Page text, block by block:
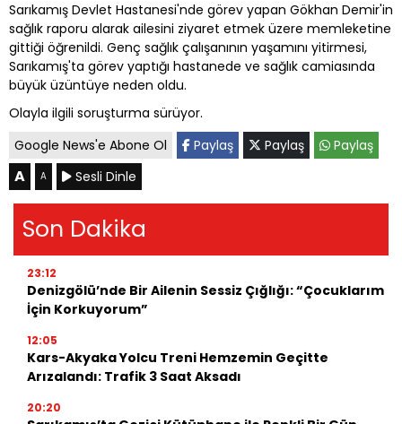
Sarıkamış Devlet Hastanesi'nde görev yapan Gökhan Demir'in
sağlık raporu alarak ailesini ziyaret etmek üzere memleketine
gittiği öğrenildi. Genç sağlık çalışanının yaşamını yitirmesi,
Sarıkamış'ta görev yaptığı hastanede ve sağlık camiasında
büyük üzüntüye neden oldu.
Olayla ilgili soruşturma sürüyor.
Google News'e Abone Ol
Paylaş Paylaş Paylaş
A A Sesli Dinle
Son Dakika
23:12
Denizgölü’nde Bir Ailenin Sessiz Çığlığı: “Çocuklarım
İçin Korkuyorum”
12:05
Kars-Akyaka Yolcu Treni Hemzemin Geçitte
Arızalandı: Trafik 3 Saat Aksadı
20:20